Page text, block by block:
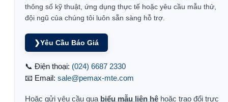
thông số kỹ thuật, ứng dụng thực tế hoặc yêu cầu mẫu thử,
đội ngũ của chúng tôi luôn sẵn sàng hỗ trợ.
❯Yêu Cầu Báo Giá
📞 Điện thoại: (024) 6687 2330
📧 Email: sale@pemax-mte.com
Hoặc gửi yêu cầu qua biểu mẫu liên hệ hoặc trao đổi trực